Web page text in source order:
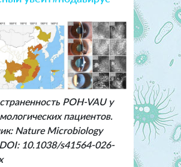
POH-VAU у
пациентов.
Nature Microbiology
10.1038/s41564-026-